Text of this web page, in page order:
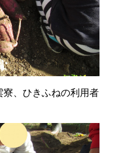
、ひきふねの利用者